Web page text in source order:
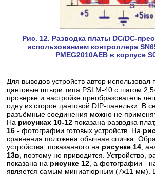
Рис. 12. Разводка платы DC/DC-
использованием контроллера
PMEG2010AEB в корпусе
Для выводов устройств автор использовал
цанговые штыри типа PSLM-40 с шагом
проверке и настройке преобразователь
одну из сторон цанговой DIP-панельки. В
разъёмные соединения можно не
На рисунках 10-12 показана разводка
16 - фотографии готовых устройств. На
сравнения положена обычная спичка.
устройства, показанного на рисунке 14 ,
13в , поэтому не приводится. Устройство,
показана на рисунке 12 , а фотографии -
является самым миниатюрным (7x11 мм).